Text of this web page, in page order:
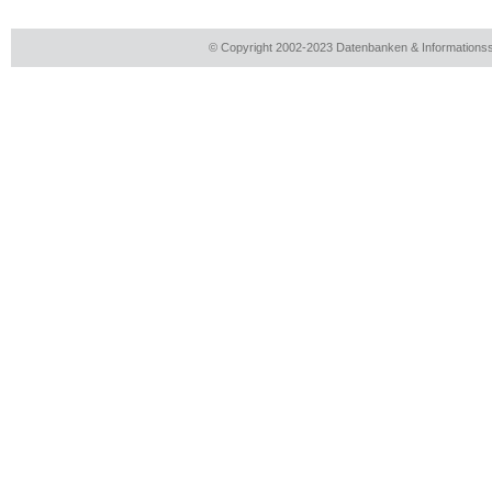
© Copyright 2002-2023 Datenbanken &